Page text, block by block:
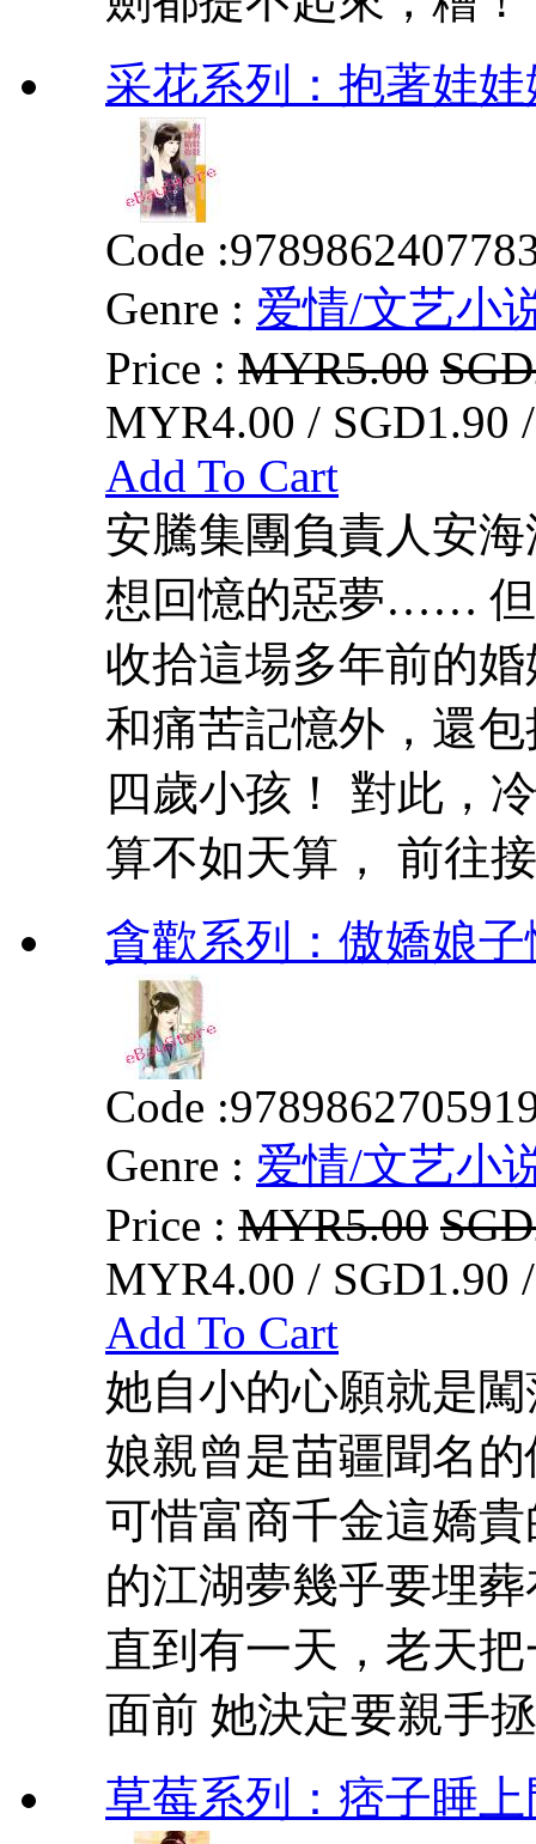
采花系列：抱著娃娃
Code :
Genre : 爱情/文艺小
Price : MYR5.00
MYR4.00 / SGD1.90
Add To Cart
安騰集團負責人安
想回憶的惡夢…… 但
收拾這場多年前的
和痛苦記憶外，還
四歲小孩！ 對此，
算不如天算， 前往
貪歡系列：傲嬌娘子
Code :
Genre : 爱情/文艺小
Price : MYR5.00
MYR4.00 / SGD1.90
Add To Cart
她自小的心願就是
娘親曾是苗疆聞名
可惜富商千金這嬌
的江湖夢幾乎要埋
直到有一天，老天
面前 她決定要親手
草莓系列：痞子睡上